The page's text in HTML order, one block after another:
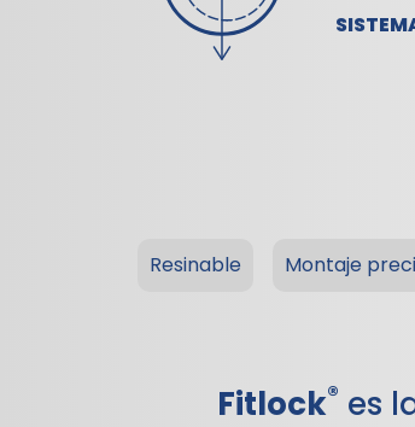
Resinable Montaje
Fitlock® es